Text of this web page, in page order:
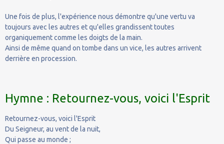
Une fois de plus, l'expérience nous démontre qu'une vertu va
toujours avec les autres et qu'elles grandissent toutes
organiquement comme les doigts de la main.
Ainsi de même quand on tombe dans un vice, les autres arrivent
derrière en procession.
Hymne : Retournez-vous, voici l'Esprit
Retournez-vous, voici l'Esprit
Du Seigneur, au vent de la nuit,
Qui passe au monde ;